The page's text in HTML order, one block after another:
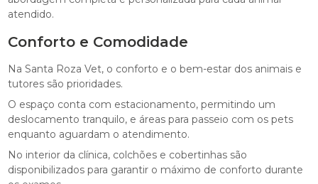
atendido.
Conforto e Comodidade
Na Santa Roza Vet, o conforto e o bem-estar dos animais e
tutores são prioridades.
O espaço conta com estacionamento, permitindo um
deslocamento tranquilo, e áreas para passeio com os pets
enquanto aguardam o atendimento.
No interior da clínica, colchões e cobertinhas são
disponibilizados para garantir o máximo de conforto durante